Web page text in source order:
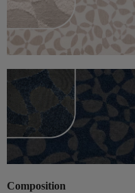
Composition